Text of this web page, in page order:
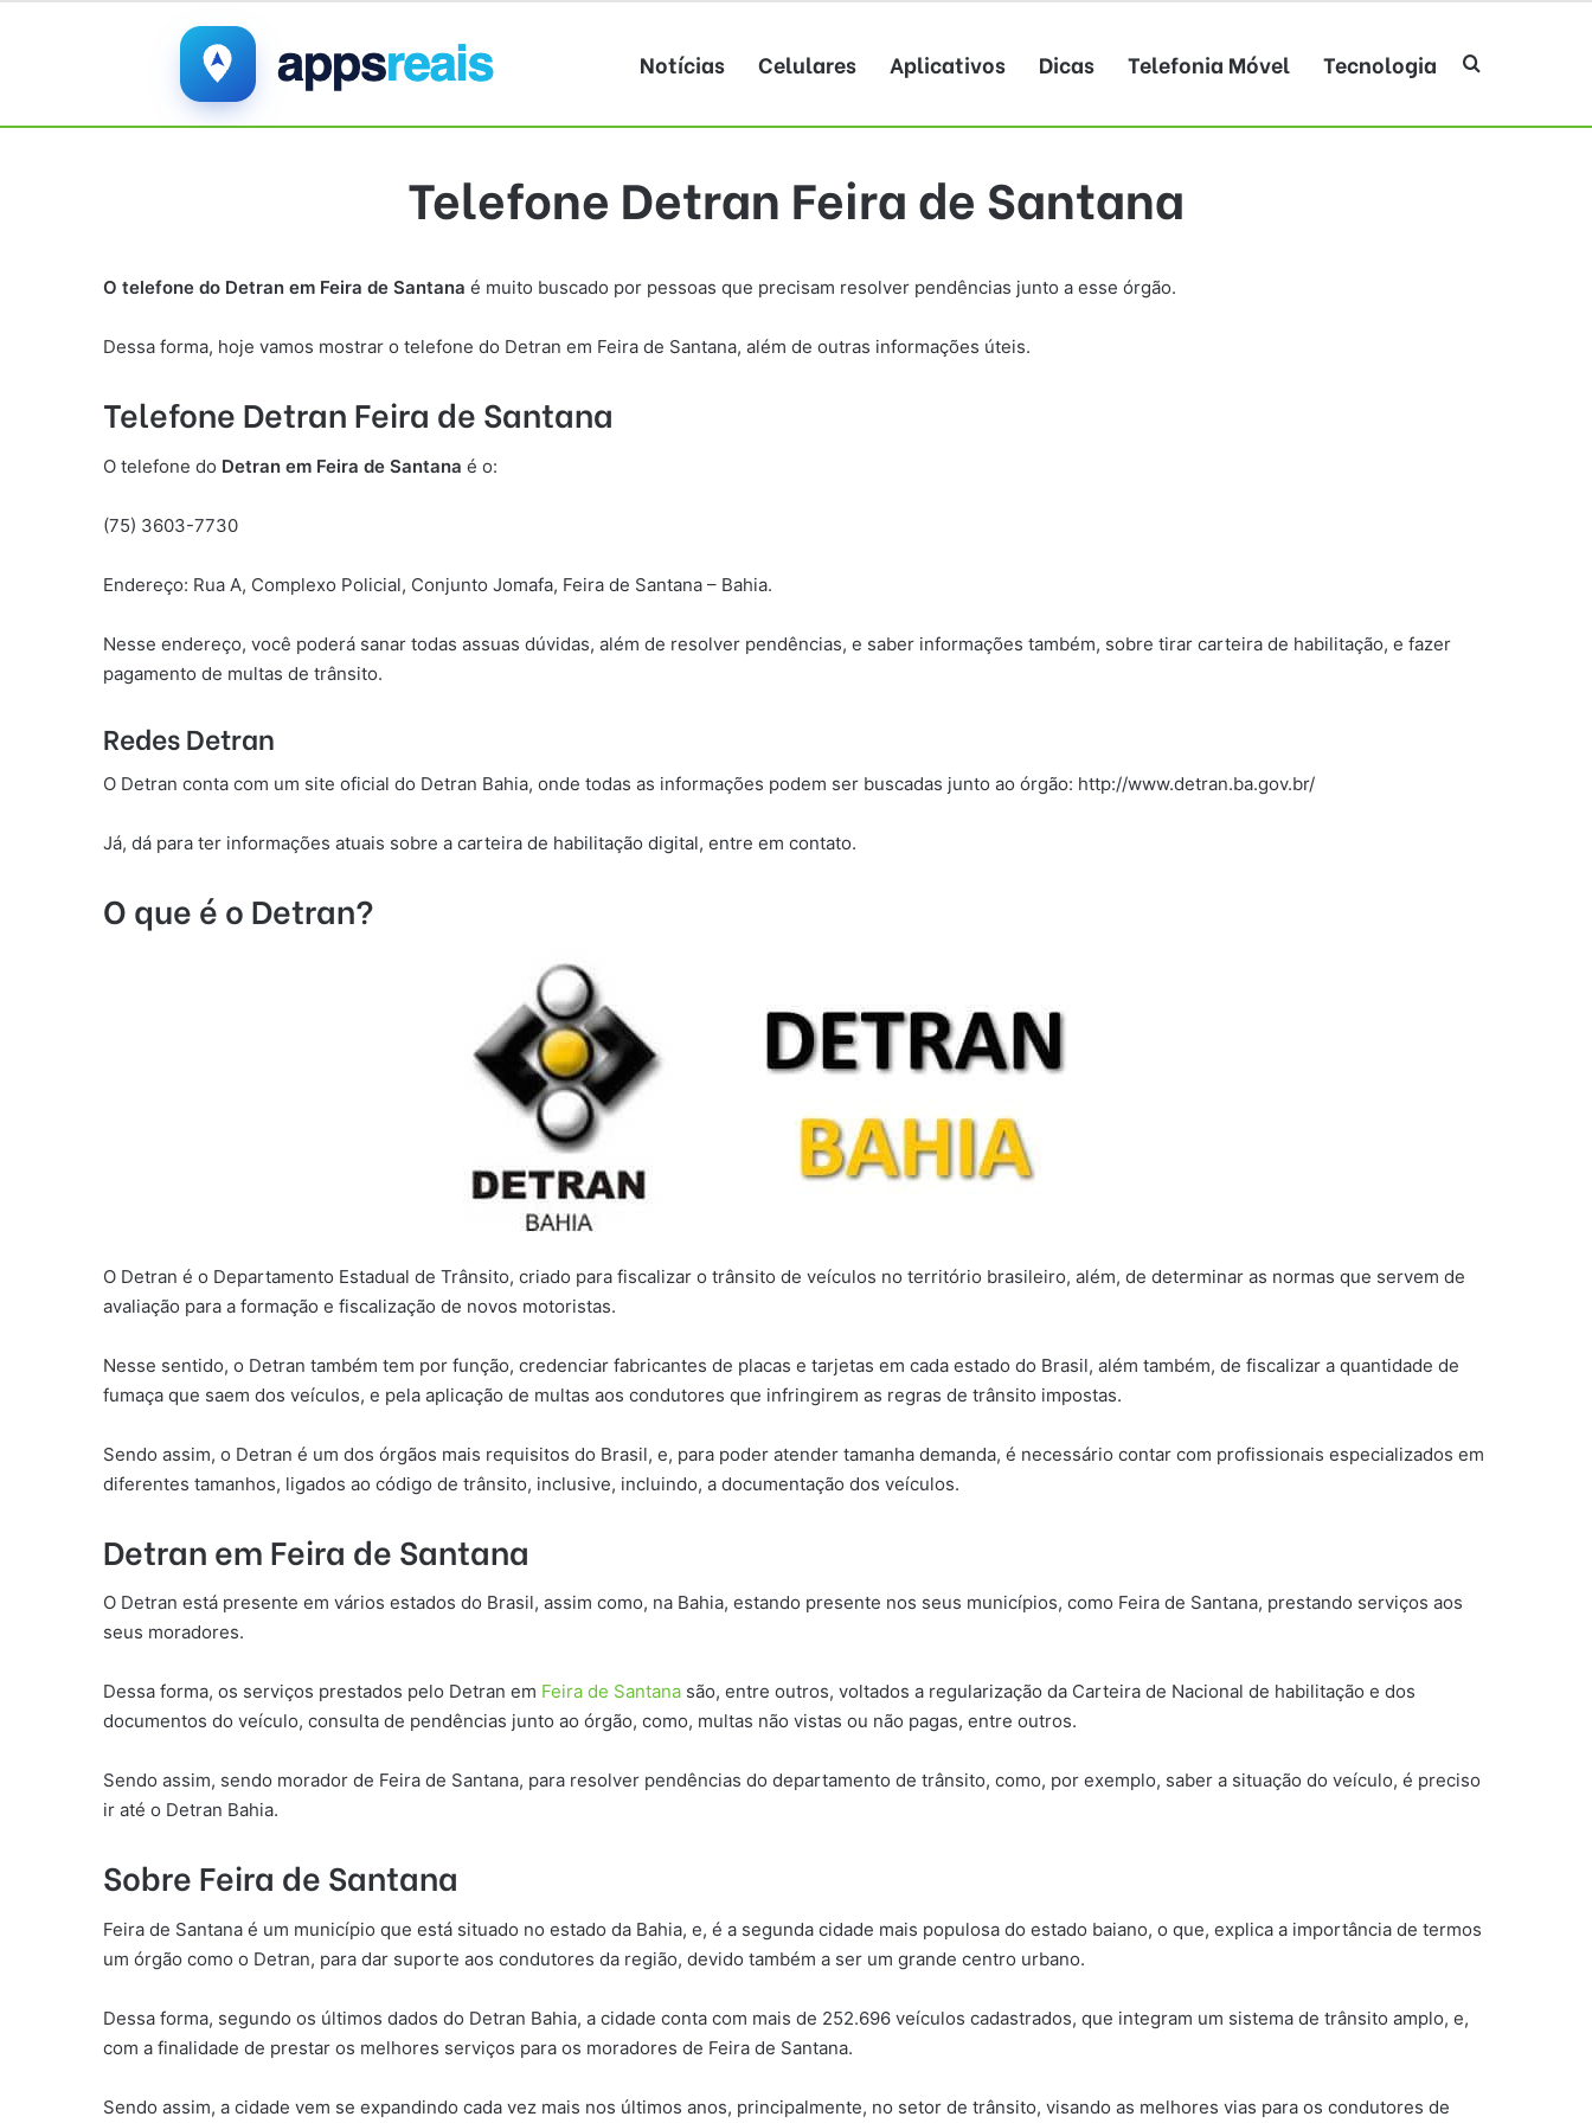
Notícias Celulares Aplicativos Dicas Telefonia Móvel Tecnologia Procurar por
Telefone Detran Feira de Santana
O telefone do Detran em Feira de Santana é muito buscado por pessoas que precisam resolver pendências junto a esse órgão.
Dessa forma, hoje vamos mostrar o telefone do Detran em Feira de Santana, além de outras informações úteis.
Telefone Detran Feira de Santana
O telefone do Detran em Feira de Santana é o:
(75) 3603-7730
Endereço: Rua A, Complexo Policial, Conjunto Jomafa, Feira de Santana – Bahia.
Nesse endereço, você poderá sanar todas assuas dúvidas, além de resolver pendências, e saber informações também, sobre tirar carteira de habilitação, e fazer
pagamento de multas de trânsito.
Redes Detran
O Detran conta com um site oficial do Detran Bahia, onde todas as informações podem ser buscadas junto ao órgão: http://www.detran.ba.gov.br/
Já, dá para ter informações atuais sobre a carteira de habilitação digital, entre em contato.
O que é o Detran?
O Detran é o Departamento Estadual de Trânsito, criado para fiscalizar o trânsito de veículos no território brasileiro, além, de determinar as normas que servem de
avaliação para a formação e fiscalização de novos motoristas.
Nesse sentido, o Detran também tem por função, credenciar fabricantes de placas e tarjetas em cada estado do Brasil, além também, de fiscalizar a quantidade de
fumaça que saem dos veículos, e pela aplicação de multas aos condutores que infringirem as regras de trânsito impostas.
Sendo assim, o Detran é um dos órgãos mais requisitos do Brasil, e, para poder atender tamanha demanda, é necessário contar com profissionais especializados em
diferentes tamanhos, ligados ao código de trânsito, inclusive, incluindo, a documentação dos veículos.
Detran em Feira de Santana
O Detran está presente em vários estados do Brasil, assim como, na Bahia, estando presente nos seus municípios, como Feira de Santana, prestando serviços aos
seus moradores.
Dessa forma, os serviços prestados pelo Detran em Feira de Santana são, entre outros, voltados a regularização da Carteira de Nacional de habilitação e dos
documentos do veículo, consulta de pendências junto ao órgão, como, multas não vistas ou não pagas, entre outros.
Sendo assim, sendo morador de Feira de Santana, para resolver pendências do departamento de trânsito, como, por exemplo, saber a situação do veículo, é preciso
ir até o Detran Bahia.
Sobre Feira de Santana
Feira de Santana é um município que está situado no estado da Bahia, e, é a segunda cidade mais populosa do estado baiano, o que, explica a importância de termos
um órgão como o Detran, para dar suporte aos condutores da região, devido também a ser um grande centro urbano.
Dessa forma, segundo os últimos dados do Detran Bahia, a cidade conta com mais de 252.696 veículos cadastrados, que integram um sistema de trânsito amplo, e,
com a finalidade de prestar os melhores serviços para os moradores de Feira de Santana.
Sendo assim, a cidade vem se expandindo cada vez mais nos últimos anos, principalmente, no setor de trânsito, visando as melhores vias para os condutores de